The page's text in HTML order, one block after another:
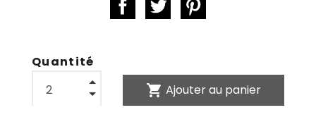
Quantité
shopping_cart Ajouter au panier